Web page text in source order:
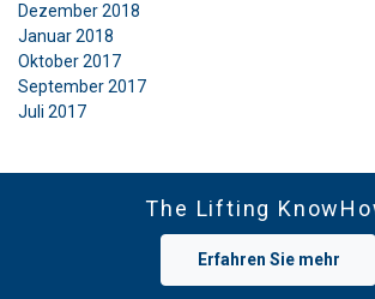
Dezember 2018
Januar 2018
Oktober 2017
September 2017
Juli 2017
The Lifting
Erfahren Sie mehr